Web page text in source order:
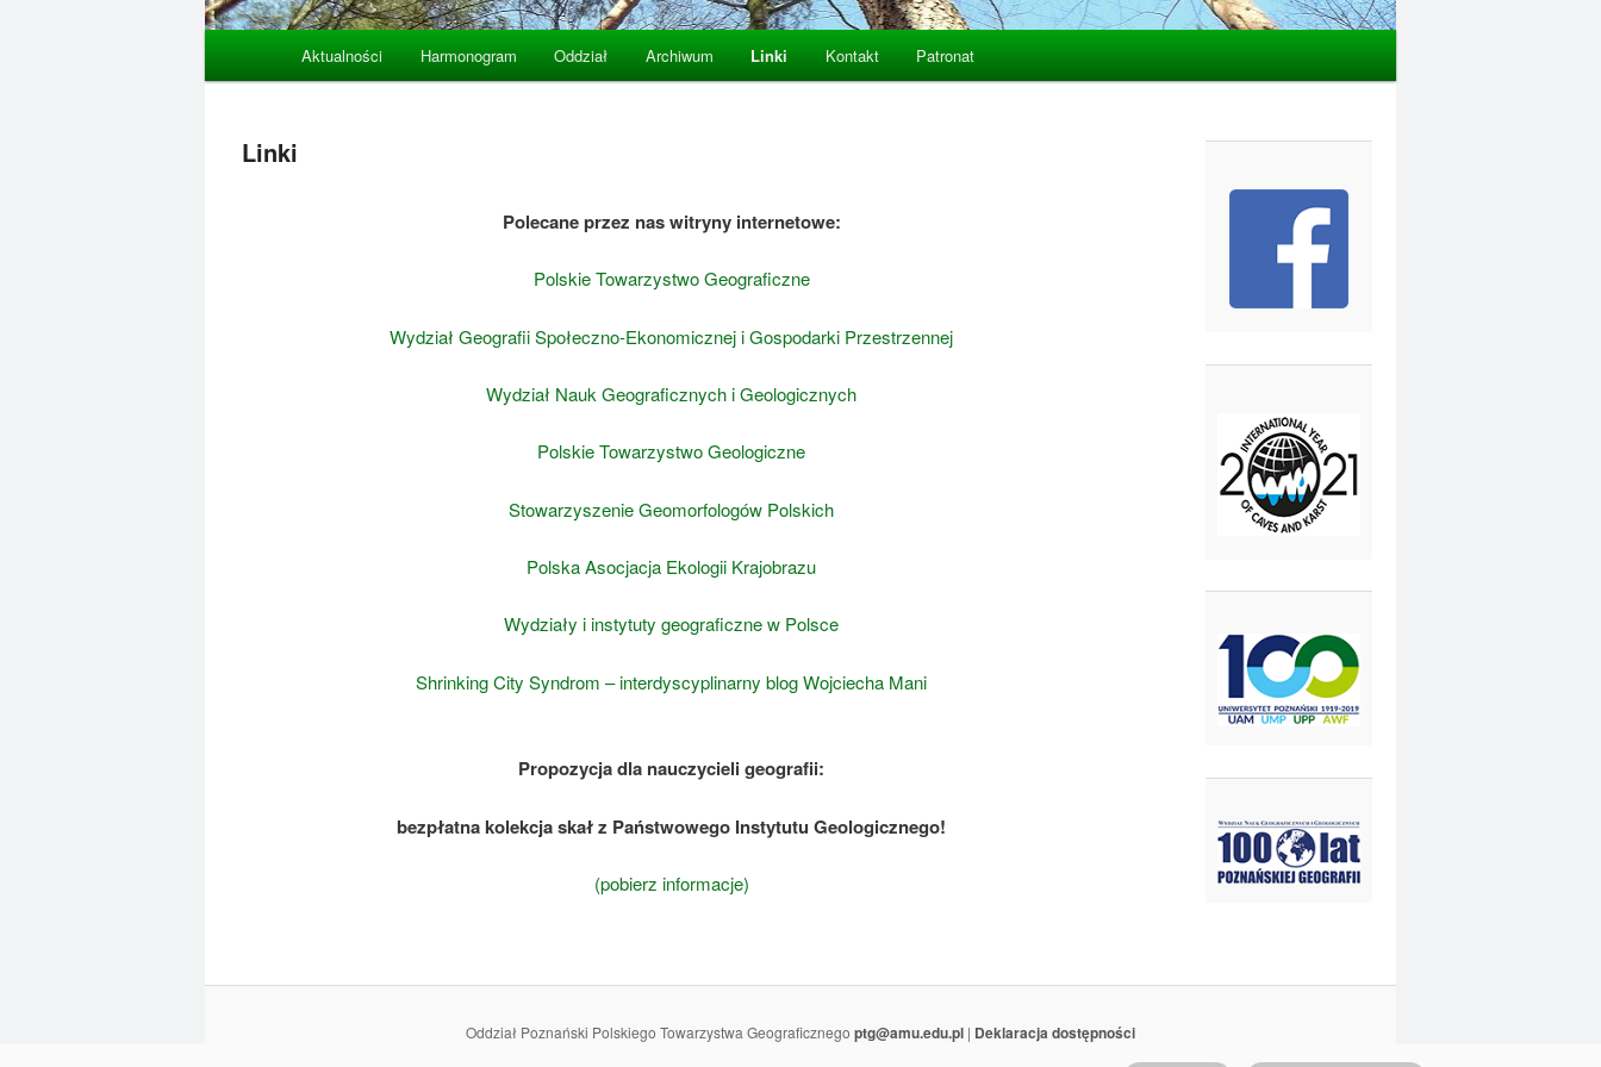
Przeskocz
Aktualności Harmonogram Oddział Archiwum Linki Kontakt Patronat
Linki
Polecane przez nas witryny internetowe:
Polskie Towarzystwo Geograficzne
Wydział Geografii Społeczno-Ekonomicznej i Gospodarki Przestrzennej
Wydział Nauk Geograficznych i Geologicznych
Polskie Towarzystwo Geologiczne
Stowarzyszenie Geomorfologów Polskich
Polska Asocjacja Ekologii Krajobrazu
Wydziały i instytuty geograficzne w Polsce
Shrinking City Syndrom – interdyscyplinarny blog Wojciecha Mani
Propozycja dla nauczycieli geografii:
bezpłatna kolekcja skał z Państwowego Instytutu Geologicznego!
(pobierz informacje)
Oddział Poznański Polskiego Towarzystwa Geograficznego ptg@amu.edu.pl | Deklaracja dostępności